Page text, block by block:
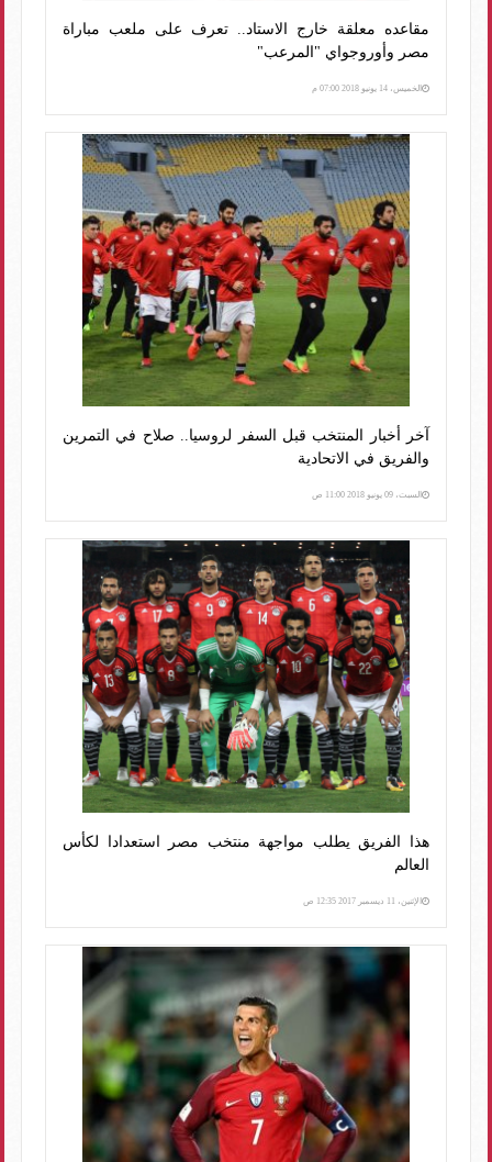
مقاعده معلقة خارج الاستاد.. تعرف على ملعب مباراة
مصر وأوروجواي "المرعب"
الخميس، 14 يونيو 2018 07:00 م
آخر أخبار المنتخب قبل السفر لروسيا.. صلاح في التمرين
والفريق في الاتحادية
السبت، 09 يونيو 2018 11:00 ص
هذا الفريق يطلب مواجهة منتخب مصر استعدادا لكأس
العالم
الإثنين، 11 ديسمبر 2017 12:35 ص